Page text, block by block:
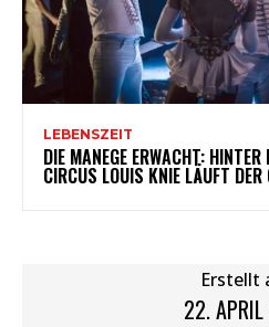
LEBENSZEIT
DIE MANEGE ERWACHT:
CIRCUS LOUIS KNIE LÄUFT DER
Erstellt
22.